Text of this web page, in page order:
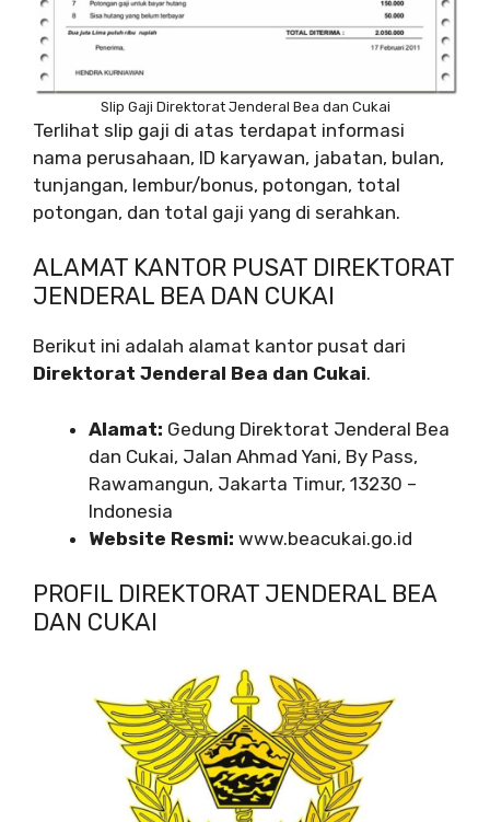
Slip Gaji Direktorat Jenderal Bea dan Cukai
Terlihat slip gaji di atas terdapat informasi
nama perusahaan, ID karyawan, jabatan, bulan,
tunjangan, lembur/bonus, potongan, total
potongan, dan total gaji yang di serahkan.
ALAMAT KANTOR PUSAT DIREKTORAT
JENDERAL BEA DAN CUKAI
Berikut ini adalah alamat kantor pusat dari
Direktorat Jenderal Bea dan Cukai.
Alamat: Gedung Direktorat Jenderal Bea
dan Cukai, Jalan Ahmad Yani, By Pass,
Rawamangun, Jakarta Timur, 13230 –
Indonesia
Website Resmi: www.beacukai.go.id
PROFIL DIREKTORAT JENDERAL BEA
DAN CUKAI